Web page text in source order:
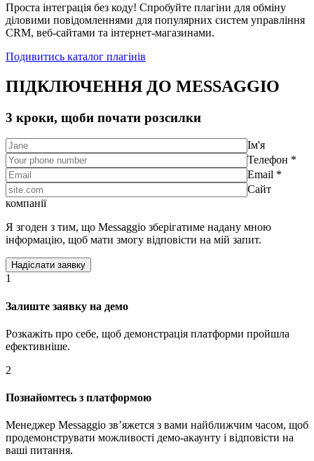
Проста інтеграція без коду! Спробуйте плагіни для обміну
діловими повідомленнями для популярних систем управління
CRM, веб-сайтами та інтернет-магазинами.
Подивитись каталог плагінів
ПІДКЛЮЧЕННЯ ДО MESSAGGIO
3 кроки, щоби почати розсилки
Ім'я
Телефон *
Email *
Сайт
компанії
Я згоден з тим, що Messaggio зберігатиме надану мною
інформацію, щоб мати змогу відповісти на мій запит.
1
Залиште заявку на демо
Розкажіть про себе, щоб демонстрація платформи пройшла
ефективніше.
2
Познайомтесь з платформою
Менеджер Messaggio звʼяжется з вами найближчим часом, щоб
продемонструвати можливості демо-акаунту і відповісти на
ваші питання.